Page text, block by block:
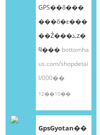
GPS��õ���
���õ�ε���
��Ź���ܥȥ�
ϥ��� bottomha
us.com/shopdetai
l/000��
12��10��
GpsGyotan��